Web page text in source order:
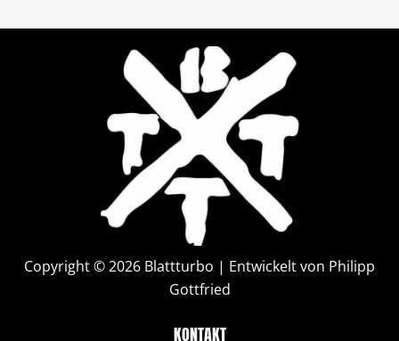
Copyright © 2026 Blattturbo | Entwickelt von Philipp
Gottfried
KONTAKT